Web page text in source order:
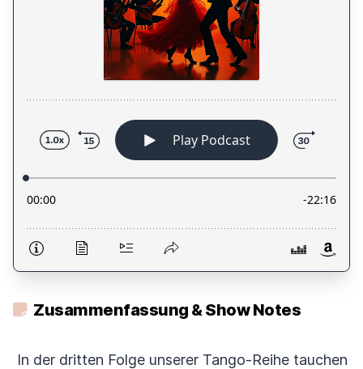
Zusammenfassung & Show Notes
In der dritten Folge unserer Tango-Reihe tauchen